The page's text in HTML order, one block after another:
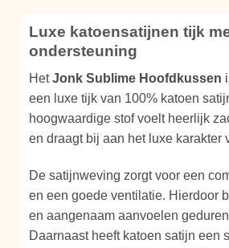
Luxe katoensatijnen tijk
ondersteuning
HetJonk Sublime Hoofdkussen
een luxe tijk van 100% katoen
hoogwaardige stof voelt heerlijk
en draagt bij aan het luxe karakter
De satijnweving zorgt voor een
en een goede ventilatie. Hierdoor
en aangenaam aanvoelen
Daarnaast heeft katoen satijn een